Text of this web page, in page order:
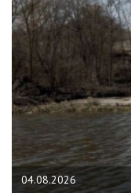
04.08.2026